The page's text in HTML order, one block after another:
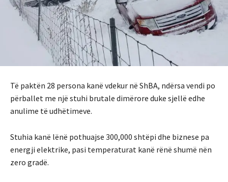
Të paktën 28 persona kanë vdekur në ShBA, ndërsa vendi po
përballet me një stuhi brutale dimërore duke sjellë edhe
anulime të udhëtimeve.
Stuhia kanë lënë pothuajse 300,000 shtëpi dhe biznese pa
energji elektrike, pasi temperaturat kanë rënë shumë nën
zero gradë.